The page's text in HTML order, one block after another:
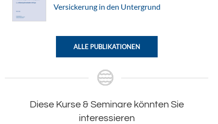
Versickerung in den Untergrund
ALLE PUBLIKATIONEN
Diese Kurse & Seminare könnten Sie
interessieren